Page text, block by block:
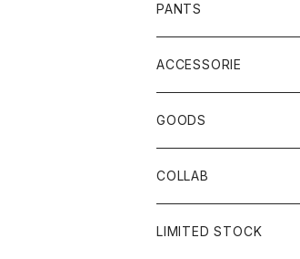
PANTS
ACCESSORIE
CAP
BUCKET HAT
SOCKS
GOODS
STICKER
GLASS
COLLAB
×岩井ジョニ男
LIMITED STOCK